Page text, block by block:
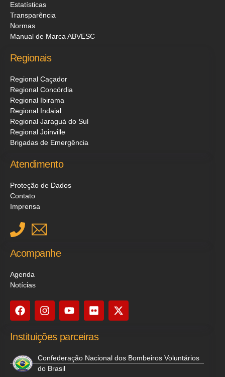
Estatísticas
Transparência
Normas
Manual de Marca ABVESC
Regionais
Regional Caçador
Regional Concórdia
Regional Ibirama
Regional Indaial
Regional Jaraguá do Sul
Regional Joinville
Brigadas de Emergência
Atendimento
Proteção de Dados
Contato
Imprensa
Acompanhe
Agenda
Notícias
Instituições parceiras
Confederação Nacional dos Bombeiros Voluntários
do Brasil